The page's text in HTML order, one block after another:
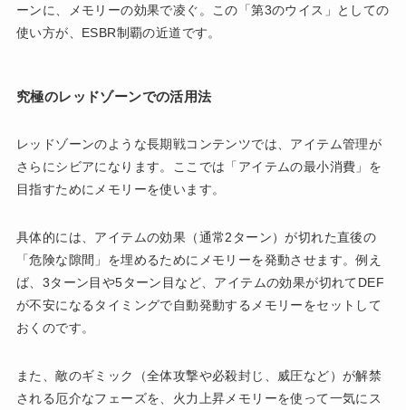
ーンに、メモリーの効果で凌ぐ。この「第3のウイス」としての
使い方が、ESBR制覇の近道です。
究極のレッドゾーンでの活用法
レッドゾーンのような長期戦コンテンツでは、アイテム管理が
さらにシビアになります。ここでは「アイテムの最小消費」を
目指すためにメモリーを使います。
具体的には、アイテムの効果（通常2ターン）が切れた直後の
「危険な隙間」を埋めるためにメモリーを発動させます。例え
ば、3ターン目や5ターン目など、アイテムの効果が切れてDEF
が不安になるタイミングで自動発動するメモリーをセットして
おくのです。
また、敵のギミック（全体攻撃や必殺封じ、威圧など）が解禁
される厄介なフェーズを、火力上昇メモリーを使って一気にス